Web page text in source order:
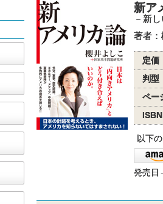
新ア
－新
著者
定価
判型
ペー
ISBN
以下
発売日